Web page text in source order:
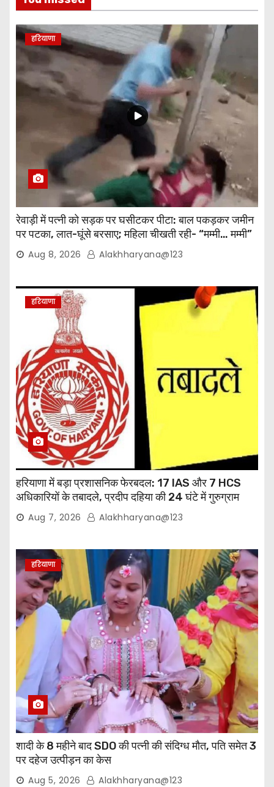
हरियाणा
रेवाड़ी में पत्नी को सड़क पर घसीटकर पीटा: बाल पकड़कर जमीन
पर पटका, लात-घूंसे बरसाए; महिला चीखती रही- “मम्मी… मम्मी”
Aug 8, 2026 Alakhharyana@123
हरियाणा
हरियाणा में बड़ा प्रशासनिक फेरबदल: 17 IAS और 7 HCS
अधिकारियों के तबादले, प्रदीप दहिया की 24 घंटे में गुरुग्राम
वापसीAug 7, 2026 Alakhharyana@123
हरियाणा
शादी के 8 महीने बाद SDO की पत्नी की संदिग्ध मौत, पति समेत 3
पर दहेज उत्पीड़न का केस
Aug 5, 2026 Alakhharyana@123